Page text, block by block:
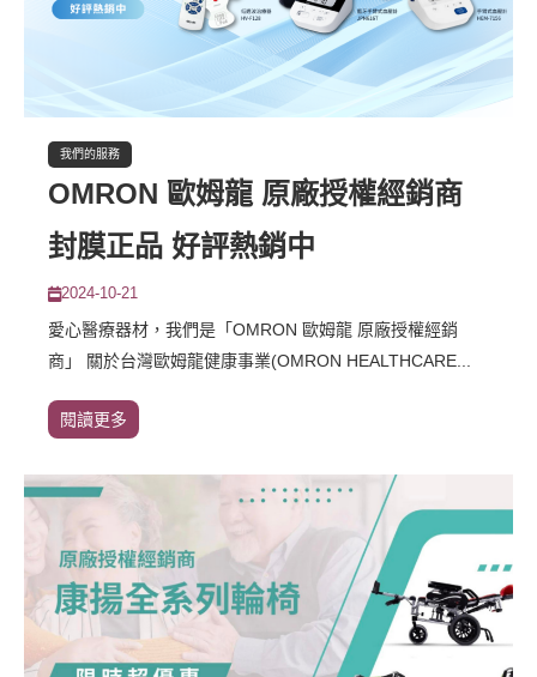
我們的服務
OMRON 歐姆龍 原廠授權經銷商
封膜正品 好評熱銷中
2024-10-21
愛心醫療器材，我們是「OMRON 歐姆龍 原廠授權經銷
商」 關於台灣歐姆龍健康事業(OMRON HEALTHCARE...
閱讀更多